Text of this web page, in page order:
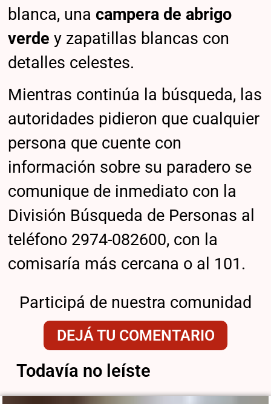
blanca, una campera de abrigo
verde y zapatillas blancas con
detalles celestes.
Mientras continúa la búsqueda, las
autoridades pidieron que cualquier
persona que cuente con
información sobre su paradero se
comunique de inmediato con la
División Búsqueda de Personas al
teléfono 2974-082600, con la
comisaría más cercana o al 101.
Participá de nuestra comunidad
DEJÁ TU COMENTARIO
Todavía no leíste